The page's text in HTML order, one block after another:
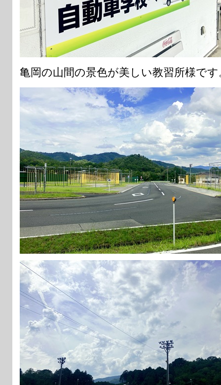
亀岡の山間の景色が美しい教習所様です